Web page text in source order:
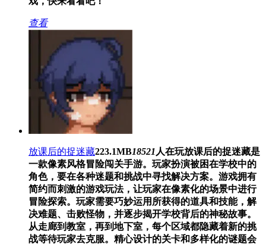
查看
放课后的捉迷藏223.1MB18521 人在玩放课后的捉迷藏是
一款像素风格冒险闯关手游。玩家扮演被困在学校中的
角色，要在各种迷题和挑战中寻找解决方案。游戏拥有
简约而刺激的游戏玩法，让玩家在像素化的场景中进行
冒险探索。玩家需要巧妙运用所获得的道具和技能，解
决难题、击败怪物，并逐步揭开学校背后的神秘故事。
从走廊到教室，再到地下室，每个区域都隐藏着新的挑
战等待玩家去克服。精心设计的关卡和多样化的谜题会